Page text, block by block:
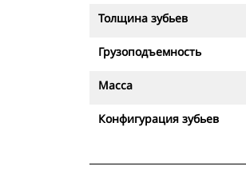
Толщина зубьев
Грузоподъемность
Масса
Конфигурация зубьев